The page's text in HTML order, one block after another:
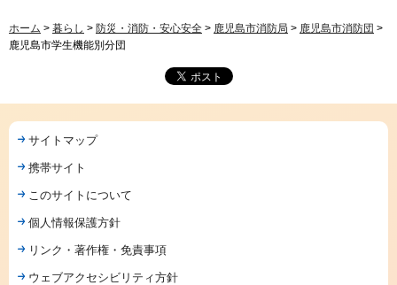
ホーム > 暮らし > 防災・消防・安心安全 > 鹿児島市消防局 > 鹿児島市消防団 >
鹿児島市学生機能別分団
サイトマップ
携帯サイト
このサイトについて
個人情報保護方針
リンク・著作権・免責事項
ウェブアクセシビリティ方針